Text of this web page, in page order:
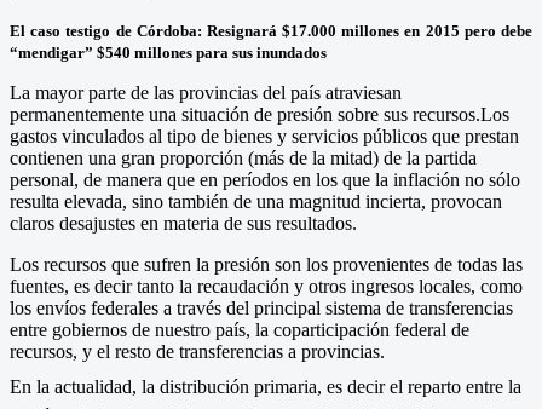
El caso testigo de Córdoba: Resignará $17.000 millones en 2015 pero debe
“mendigar” $540 millones para sus inundados
La mayor parte de las provincias del país atraviesan
permanentemente una situación de presión sobre sus recursos.Los
gastos vinculados al tipo de bienes y servicios públicos que prestan
contienen una gran proporción (más de la mitad) de la partida
personal, de manera que en períodos en los que la inflación no sólo
resulta elevada, sino también de una magnitud incierta, provocan
claros desajustes en materia de sus resultados.
Los recursos que sufren la presión son los provenientes de todas las
fuentes, es decir tanto la recaudación y otros ingresos locales, como
los envíos federales a través del principal sistema de transferencias
entre gobiernos de nuestro país, la coparticipación federal de
recursos, y el resto de transferencias a provincias.
En la actualidad, la distribución primaria, es decir el reparto entre la